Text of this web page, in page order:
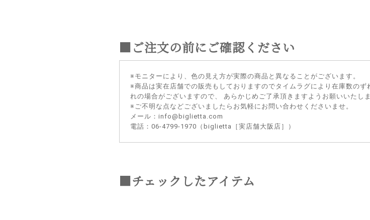
■ご注文の前にご確認ください
※モニターにより、色の見え方が実際の商品と異なることがございます。
※商品は実在店舗での販売もしておりますのでタイムラグにより在庫数の
れの場合がございますので、 あらかじめご了承頂きますようお願いいたしま
※ご不明な点などございましたらお気軽にお問い合わせくださいませ。
メール：info@biglietta.com
電話：06-4799-1970（biglietta［実店舗大阪店］）
■チェックしたアイテム